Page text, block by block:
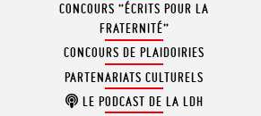
CONCOURS “ÉCRITS POUR LA
FRATERNITÉ”
CONCOURS DE PLAIDOIRIES
PARTENARIATS CULTURELS
LE PODCAST DE LA LDH